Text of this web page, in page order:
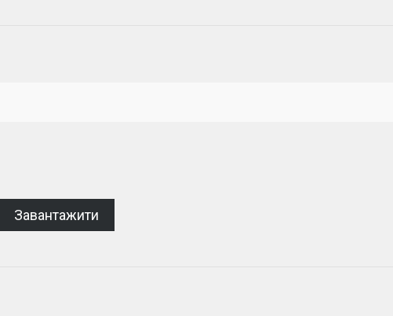
Завантажити